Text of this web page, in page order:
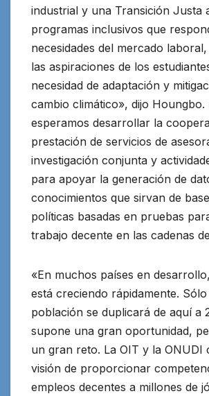
industrial y una Transición Justa
programas inclusivos que
necesidades del mercado
las aspiraciones de los
necesidad de adaptación y
cambio climático», dijo Houngbo.
esperamos desarrollar la
prestación de servicios de
investigación conjunta y
para apoyar la generación de
conocimientos que sirvan de
políticas basadas en pruebas
trabajo decente en las cadenas
«En muchos países en
está creciendo rápidamente.
población se duplicará de aquí a
supone una gran oportunidad,
un gran reto. La OIT y la ONUDI
visión de proporcionar
empleos decentes a millones de